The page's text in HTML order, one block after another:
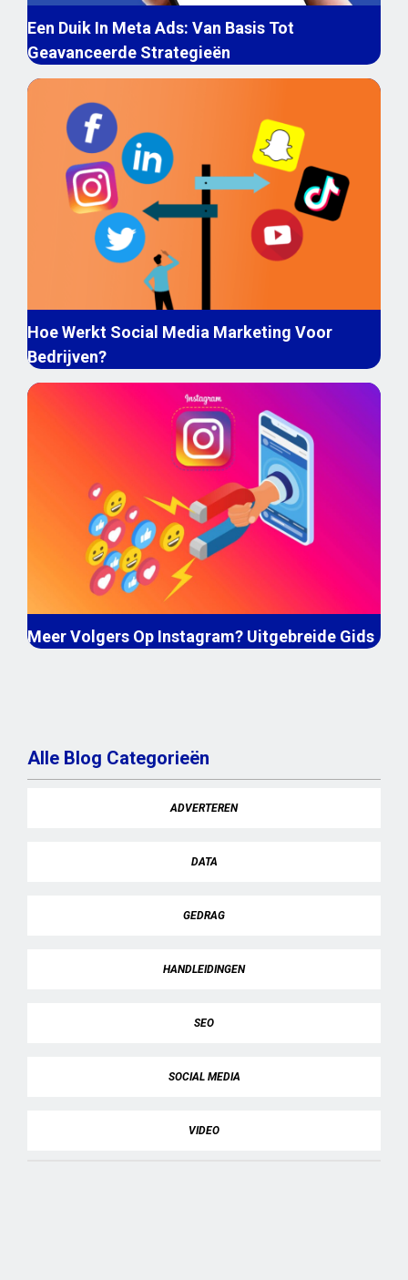
Een Duik In Meta Ads: Van Basis Tot
Geavanceerde Strategieën
Hoe Werkt Social Media Marketing Voor
Bedrijven?
Meer Volgers Op Instagram? Uitgebreide Gids
Alle Blog Categorieën
ADVERTEREN
DATA
GEDRAG
HANDLEIDINGEN
SEO
SOCIAL MEDIA
VIDEO